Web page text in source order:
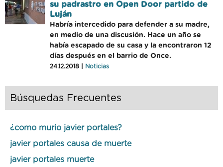
su padrastro en Open Door partido de
Luján
Habría intercedido para defender a su madre,
en medio de una discusión. Hace un año se
había escapado de su casa y la encontraron 12
días después en el barrio de Once.
24.12.2018 | Noticias
Búsquedas Frecuentes
¿como murio javier portales?
javier portales causa de muerte
javier portales muerte